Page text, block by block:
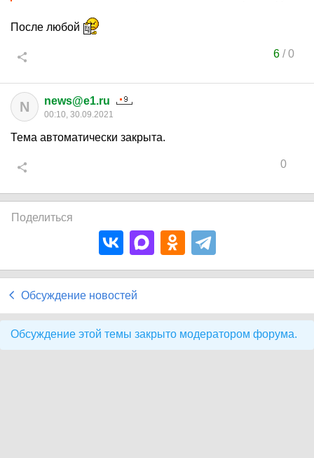
После любой
6/0
N news@e1.ru
00:10, 30.09.2021
Тема автоматически закрыта.
0
Поделиться
Обсуждение новостей
Обсуждение этой темы закрыто модератором форума.